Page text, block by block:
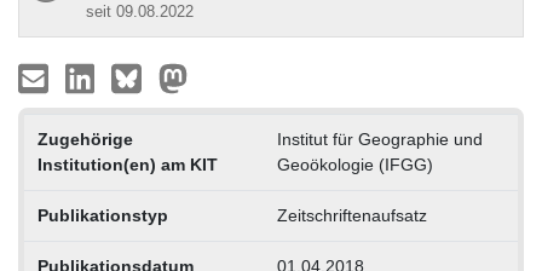
seit 09.08.2022
Zugehörige
Institution(en) am KIT
Institut für Geographie und
Geoökologie (IFGG)
Publikationstyp Zeitschriftenaufsatz
Publikationsdatum 01.04.2018